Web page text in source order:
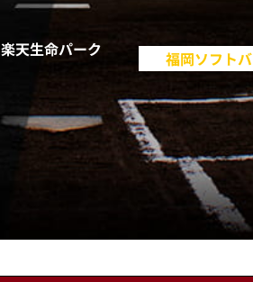
楽天生命パーク 福岡ソフト